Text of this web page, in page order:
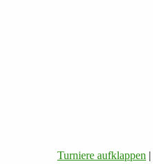
Turniere aufklappen |